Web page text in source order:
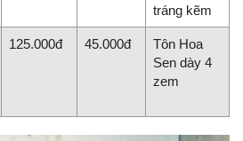
tráng kẽm
125.000đ 45.000đ
Tôn Hoa
Sen dày 4
zem